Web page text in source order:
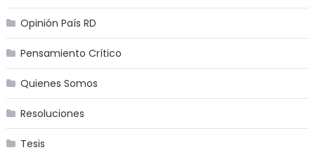
Opinión País RD
Pensamiento Crítico
Quienes Somos
Resoluciones
Tesis